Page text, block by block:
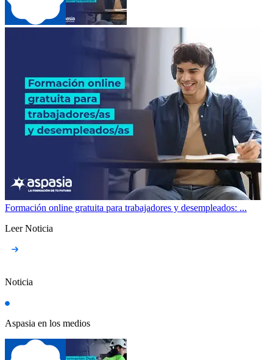
Formación online gratuita para trabajadores y desempleados: ...
Leer Noticia
Noticia
Aspasia en los medios